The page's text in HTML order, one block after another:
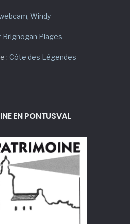
, Windy
Brignogan Plages
: Côte des Légendes
EN PONTUSVAL